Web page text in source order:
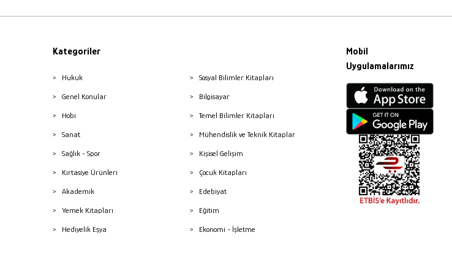
Kategoriler
Hukuk
Genel Konular
Hobi
Sanat
Sağlık - Spor
Kırtasiye Ürünleri
Akademik
Yemek Kitapları
Hediyelik Eşya
Sosyal Bilimler Kitapları
Bilgisayar
Temel Bilimler Kitapları
Mühendislik ve Teknik Kitaplar
Kişisel Gelişim
Çocuk Kitapları
Edebiyat
Eğitim
Ekonomi - İşletme
Mobil
Uygulamalarımız